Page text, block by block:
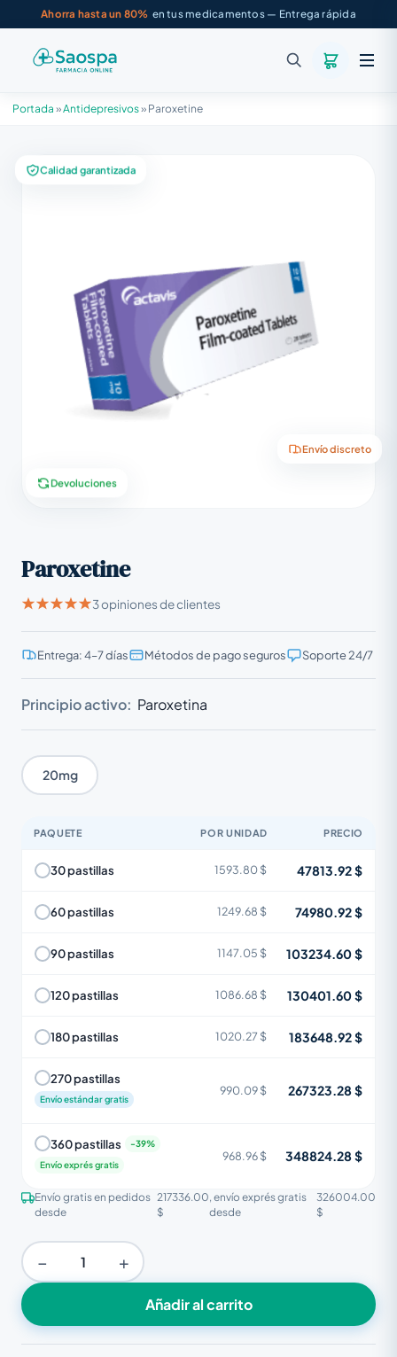
Ahorra hasta un 80% en tus medicamentos — Entrega rápida
Portada »Antidepresivos» Paroxetine
Calidad garantizada
Envío discreto
Devoluciones
Paroxetine
3 opiniones de clientes
Entrega: 4–7 días Métodos de pago seguros Soporte 24/7
Principio activo: Paroxetina
20mg
PAQUETE POR UNIDAD PRECIO
30 pastillas 1593.80 $ 47813.92 $
60 pastillas 1249.68 $ 74980.92 $
90 pastillas 1147.05 $ 103234.60 $
120 pastillas 1086.68 $ 130401.60 $
180 pastillas 1020.27 $ 183648.92 $
270 pastillas
Envío estándar gratis
990.09 $ 267323.28 $
360 pastillas
Envío exprés gratis
968.96 $ 348824.28 $
Envío gratis en pedidos
desde
217336.00
$
, envío exprés gratis
desde
326004.00
$
− +
Añadir al carrito